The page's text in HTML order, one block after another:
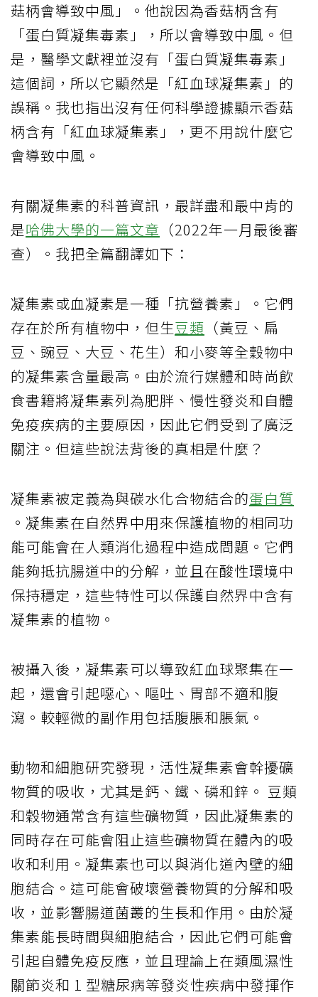
菇柄會導致中風」。他說因為香菇柄含有
「蛋白質凝集毒素」，所以會導致中風。但
是，醫學文獻裡並沒有「蛋白質凝集毒素」
這個詞，所以它顯然是「紅血球凝集素」的
誤稱。我也指出沒有任何科學證據顯示香菇
柄含有「紅血球凝集素」，更不用說什麼它
會導致中風。
有關凝集素的科普資訊，最詳盡和最中肯的
是哈佛大學的一篇文章 （2022年一月最後審
查）。我把全篇翻譯如下：
凝集素或血凝素是一種「抗營養素」。它們
存在於所有植物中，但生豆類 （黃豆、扁
豆、豌豆、大豆、花生）和小麥等全穀物中
的凝集素含量最高。由於流行媒體和時尚飲
食書籍將凝集素列為肥胖、慢性發炎和自體
免疫疾病的主要原因，因此它們受到了廣泛
關注。但這些說法背後的真相是什麼？
凝集素被定義為與碳水化合物結合的蛋白質
。凝集素在自然界中用來保護植物的相同功
能可能會在人類消化過程中造成問題。它們
能夠抵抗腸道中的分解，並且在酸性環境中
保持穩定，這些特性可以保護自然界中含有
凝集素的植物。
被攝入後，凝集素可以導致紅血球聚集在一
起，還會引起噁心、嘔吐、胃部不適和腹
瀉。較輕微的副作用包括腹脹和脹氣。
動物和細胞研究發現，活性凝集素會幹擾礦
物質的吸收，尤其是鈣、鐵、磷和鋅。 豆類
和穀物通常含有這些礦物質，因此凝集素的
同時存在可能會阻止這些礦物質在體內的吸
收和利用。凝集素也可以與消化道內壁的細
胞結合。這可能會破壞營養物質的分解和吸
收，並影響腸道菌叢的生長和作用。由於凝
集素能長時間與細胞結合，因此它們可能會
引起自體免疫反應，並且理論上在類風濕性
關節炎和 1 型糖尿病等發炎性疾病中發揮作